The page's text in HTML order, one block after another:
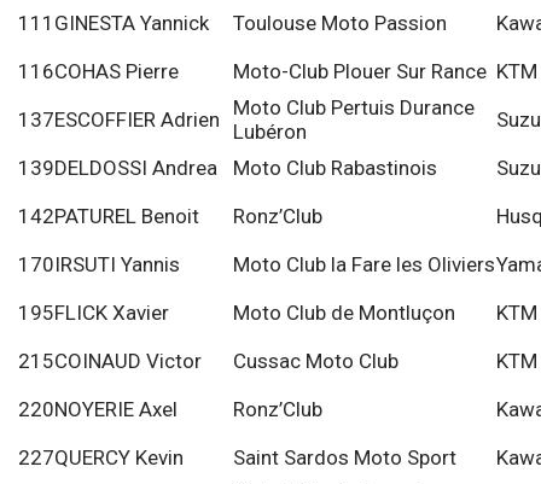
111 GINESTA Yannick Toulouse Moto Passion
116COHAS Pierre Moto-Club Plouer Sur Rance KTM
137ESCOFFIER Adrien
Moto Club Pertuis Durance
Lubéron
139DELDOSSI Andrea Moto Club Rabastinois
142PATUREL Benoit Ronz’Club
170IRSUTI Yannis Moto Club la Fare les Oliviers
195FLICK Xavier Moto Club de Montluçon
KTM
215COINAUD Victor Cussac Moto Club
KTM
220NOYERIE Axel Ronz’Club
227QUERCY Kevin Saint Sardos Moto Sport